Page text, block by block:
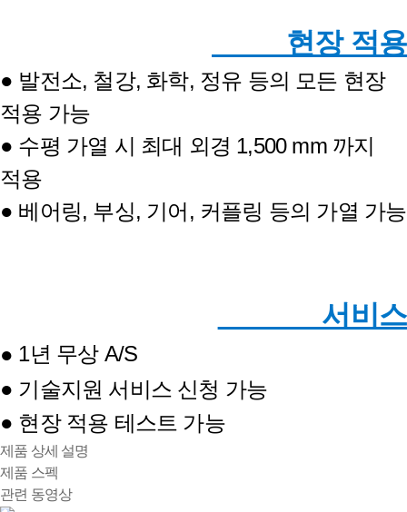
현장 적용
● 발전소, 철강, 화학, 정유 등의 모든 현장
적용 가능
● 수평 가열 시 최대 외경 1,500 mm 까지
적용
● 베어링, 부싱, 기어, 커플링 등의 가열 가능
서비스
● 1년 무상 A/S
● 기술지원 서비스 신청 가능
● 현장 적용 테스트 가능
제품 상세 설명
제품 스펙
관련 동영상